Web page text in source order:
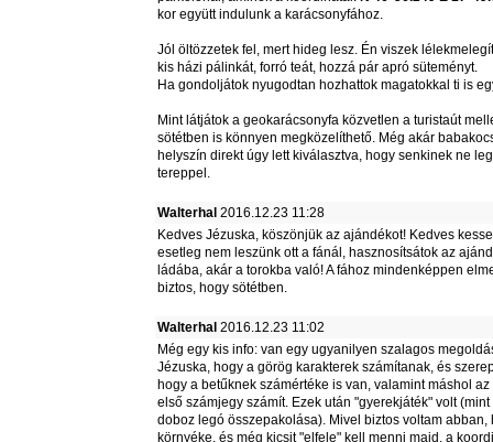
kor együtt indulunk a karácsonyfához.
Jól öltözzetek fel, mert hideg lesz. Én viszek
kis házi pálinkát, forró teát, hozzá pár apró süteményt.
Ha gondoljátok nyugodtan hozhattok magatokkal ti is
Mint látjátok a geokarácsonyfa közvetlen a turistaút
sötétben is könnyen megközelíthető. Még akár
helyszín direkt úgy lett kiválasztva, hogy senkinek ne
tereppel.
Walterhal 2016.12.23 11:28
Kedves Jézuska, köszönjük az ajándékot! Kedves
esetleg nem leszünk ott a fánál, hasznosítsátok az
ládába, akár a torokba való! A fához mindenképpen
biztos, hogy sötétben.
Walterhal 2016.12.23 11:02
Még egy kis info: van egy ugyanilyen szalagos
Jézuska, hogy a görög karakterek számítanak, és
hogy a betűknek számértéke is van, valamint máshol
első számjegy számít. Ezek után "gyerekjáték" volt
doboz legó összepakolása). Mivel biztos voltam abban,
környéke, és még kicsit "elfele" kell menni majd, a